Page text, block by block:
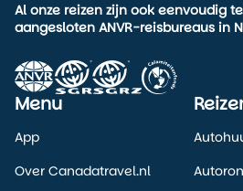
Al onze reizen zijn ook eenvoudig
aangesloten ANVR-reisbureaus in
Menu
App
Over Canadatravel.nl